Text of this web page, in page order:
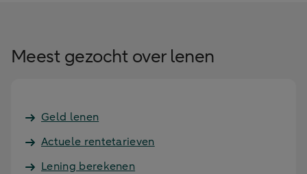
Meest gezocht over lenen
Geld lenen
Actuele rentetarieven
Lening berekenen